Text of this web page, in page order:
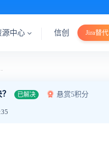
源中心 信创 Jira替代
，怎么解决？
已解决 悬赏5积分